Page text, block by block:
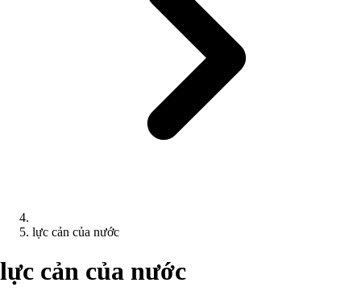
lực cản của nước
lực cản của nước